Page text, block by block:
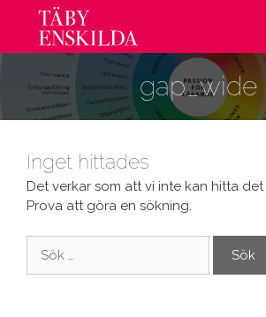
Hoppa
innehåll
gap_wide
Inget hittades
Det verkar som att vi inte kan hitta
Prova att göra en sökning.
efter: